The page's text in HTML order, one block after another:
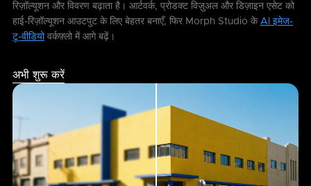
रिज़ॉल्यूशन और विवरण बढ़ाता है। आर्टवर्क, प्रोडक्ट विज़ुअल और डिज़ाइन एसेट को
हाई-रिज़ॉल्यूशन आउटपुट के लिए बेहतर बनाएँ, फिर Morph Studio के AI इमेज-
टू-वीडियोवर्कफ़्लो में आगे बढ़ें।
अभी शुरू करें